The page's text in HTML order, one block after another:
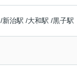
/新治駅 /大和駅 /黒子駅